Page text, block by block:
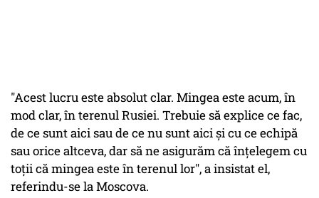
"Acest lucru este absolut clar. Mingea este acum, în
mod clar, în terenul Rusiei. Trebuie să explice ce fac,
de ce sunt aici sau de ce nu sunt aici şi cu ce echipă
sau orice altceva, dar să ne asigurăm că înţelegem cu
toţii că mingea este în terenul lor", a insistat el,
referindu-se la Moscova.